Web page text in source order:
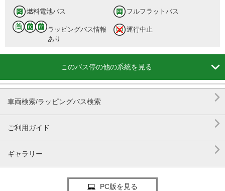
燃料電池バス フルフラットバス
ラッピングバス情報
あり
運行中止
このバス停の他の系統を見る 
車両検索/ラッピングバス検索 
ご利用ガイド 
ギャラリー 
PC版を見る